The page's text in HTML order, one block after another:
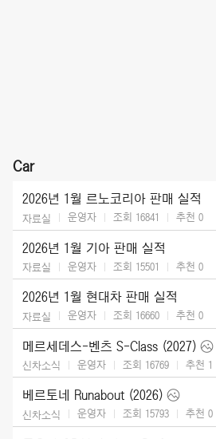
Car
2026년 1월 르노코리아 판매 실적
자료실 운영자 조회 16841 추천 0
2026년 1월 기아 판매 실적
자료실 운영자 조회 15501 추천 0
2026년 1월 현대차 판매 실적
자료실 운영자 조회 16660 추천 0
메르세데스-벤츠 S-Class (2027)
신차소식 운영자 조회 16769 추천 1
베르토네 Runabout (2026)
신차소식 운영자 조회 15793 추천 0